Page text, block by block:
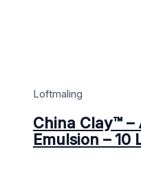
Loftmaling
China Clay™
Emulsion – 10